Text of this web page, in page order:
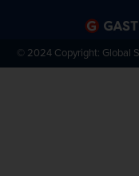
© 2024 Copyright: Global